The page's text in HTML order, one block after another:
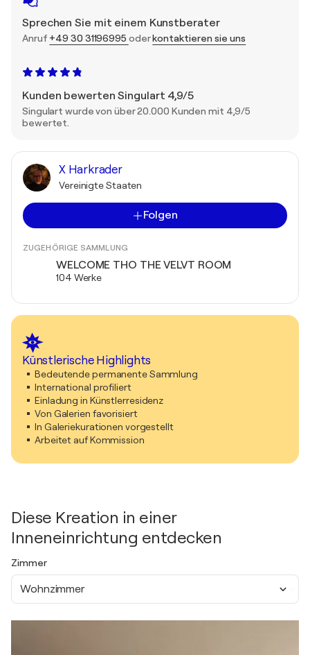
Sprechen Sie mit einem Kunstberater
Anruf +49 30 31196995 oderkontaktieren sie uns
Kunden bewerten Singulart 4,9/5
Singulart wurde von über 20.000 Kunden mit 4,9/5
bewertet.
X Harkrader
Vereinigte Staaten
Folgen
ZUGEHÖRIGE SAMMLUNG
WELCOME THO THE VELVT ROOM
104 Werke
Künstlerische Highlights
Bedeutende permanente Sammlung
International profiliert
Einladung in Künstlerresidenz
Von Galerien favorisiert
In Galeriekurationen vorgestellt
Arbeitet auf Kommission
Diese Kreation in einer
Inneneinrichtung entdecken
Zimmer
Wohnzimmer